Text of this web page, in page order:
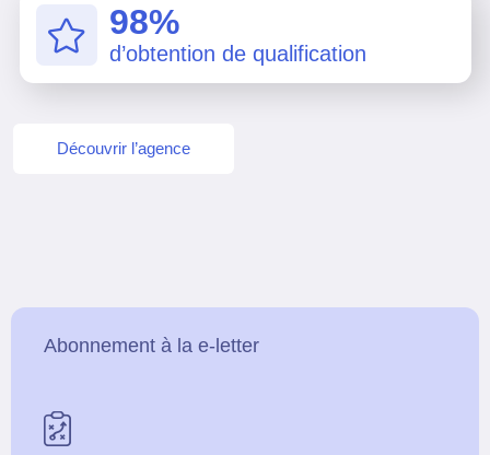
98%
d’obtention de qualification
Découvrir l’agence
Abonnement à la e-letter